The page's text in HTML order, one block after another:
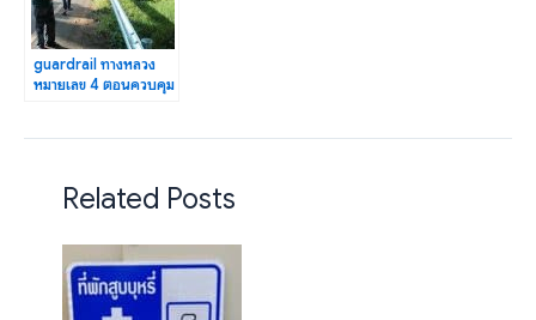
guardrail ทางหลวง
หมายเลข 4 ตอนควบคุม
Related Posts